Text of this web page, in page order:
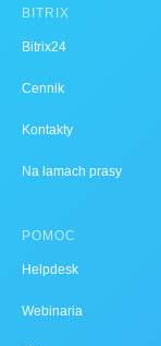
BITRIX
Bitrix24
Cennik
Kontakty
Na łamach prasy
POMOC
Helpdesk
Webinaria